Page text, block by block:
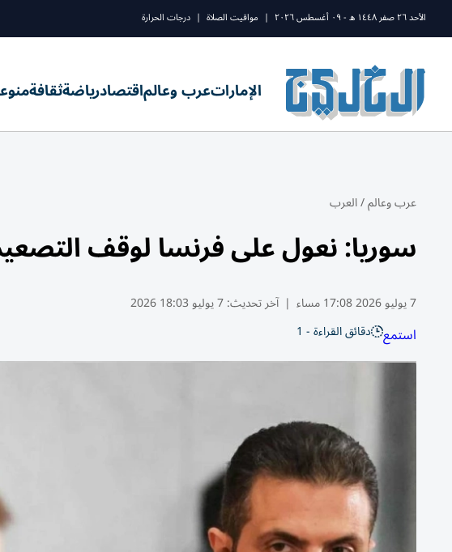
الأحد ٢٦ صفر ١٤٤٨ ه - ٠٩ أغسطس ٢٠٢٦ | مواقيت الصلاة | درجات الحرارة
الإماراتعرب وعالماقتصادرياضةثقافة
عرب وعالم/العرب
سوريا: نعول على فرنسا لوقف
7 يوليو 2026 17:08 مساء | آخر تحديث:7 يوليو 18:03 2026
استمع دقائق القراءة - 1